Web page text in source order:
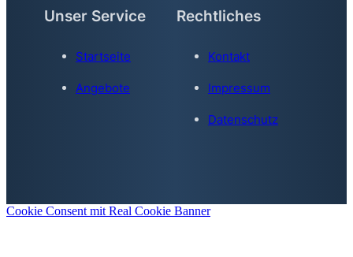
Unser Service
Startseite
Angebote
Rechtliches
Kontakt
Impressum
Datenschutz
Cookie Consent mit Real Cookie Banner